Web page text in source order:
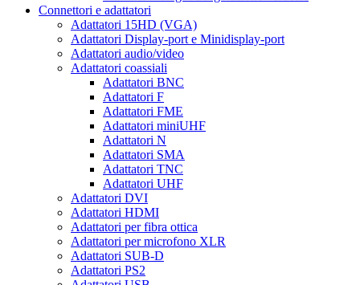
Connettori e adattatori
Adattatori 15HD (VGA)
Adattatori Display-port e Minidisplay-port
Adattatori audio/video
Adattatori coassiali
Adattatori BNC
Adattatori F
Adattatori FME
Adattatori miniUHF
Adattatori N
Adattatori SMA
Adattatori TNC
Adattatori UHF
Adattatori DVI
Adattatori HDMI
Adattatori per fibra ottica
Adattatori per microfono XLR
Adattatori SUB-D
Adattatori PS2